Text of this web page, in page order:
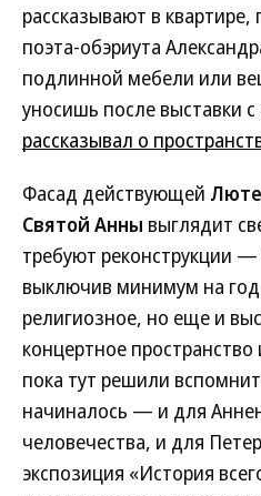
рассказывают в
поэта-обэриута
подлинной мебели или
уносишь после выставки с
рассказывал о
Фасад действующей
Святой Анны выглядит
требуют реконструкции
выключив минимум на год
религиозное, но еще и
концертное
пока тут решили
начиналось — и для
человечества, и для
экспозиция «История